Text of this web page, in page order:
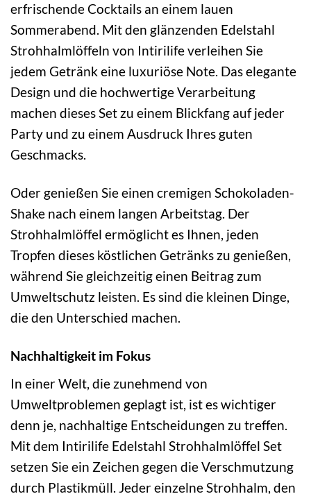
erfrischende Cocktails an einem lauen
Sommerabend. Mit den glänzenden Edelstahl
Strohhalmlöffeln von Intirilife verleihen Sie
jedem Getränk eine luxuriöse Note. Das elegante
Design und die hochwertige Verarbeitung
machen dieses Set zu einem Blickfang auf jeder
Party und zu einem Ausdruck Ihres guten
Geschmacks.
Oder genießen Sie einen cremigen Schokoladen-
Shake nach einem langen Arbeitstag. Der
Strohhalmlöffel ermöglicht es Ihnen, jeden
Tropfen dieses köstlichen Getränks zu genießen,
während Sie gleichzeitig einen Beitrag zum
Umweltschutz leisten. Es sind die kleinen Dinge,
die den Unterschied machen.
Nachhaltigkeit im Fokus
In einer Welt, die zunehmend von
Umweltproblemen geplagt ist, ist es wichtiger
denn je, nachhaltige Entscheidungen zu treffen.
Mit dem Intirilife Edelstahl Strohhalmlöffel Set
setzen Sie ein Zeichen gegen die Verschmutzung
durch Plastikmüll. Jeder einzelne Strohhalm, den